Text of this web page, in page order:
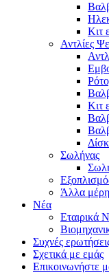
Κιτ
Αντλίες
Κιτ
Σωλήνας
Άλλα μέρη
Νέα
Εταιρικά
Συχνές
Σχετικά με εμάς
Επικοινωνήστε